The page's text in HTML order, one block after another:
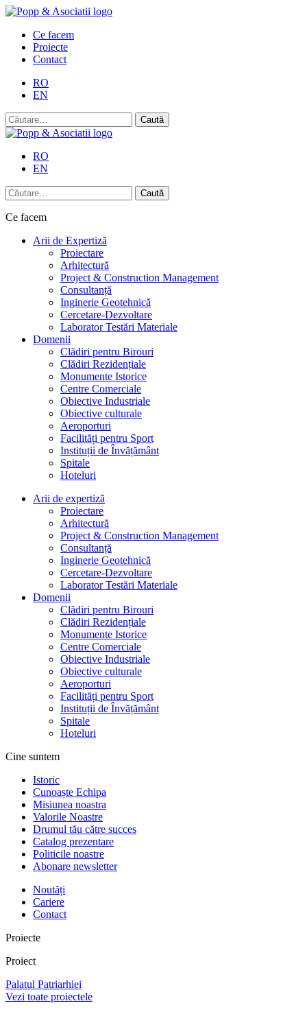
Skip
contentCe facem
Proiecte
Contact
RO
EN
Caută
după:
RO
EN
Caută
după:
Ce facem
Arii de Expertiză
Proiectare
Arhitectură
Project & Construction Management
Consultanță
Inginerie Geotehnică
Cercetare-Dezvoltare
Laborator Testări Materiale
Domenii
Clădiri pentru Birouri
Clădiri Rezidențiale
Monumente Istorice
Centre Comerciale
Obiective Industriale
Obiective culturale
Aeroporturi
Facilități pentru Sport
Instituții de Învățământ
Spitale
Hoteluri
Arii de expertiză
Proiectare
Arhitectură
Project & Construction Management
Consultanță
Inginerie Geotehnică
Cercetare-Dezvoltare
Laborator Testări Materiale
Domenii
Clădiri pentru Birouri
Clădiri Rezidențiale
Monumente Istorice
Centre Comerciale
Obiective Industriale
Obiective culturale
Aeroporturi
Facilități pentru Sport
Instituții de Învățământ
Spitale
Hoteluri
Cine suntem
Istoric
Cunoaște Echipa
Misiunea noastra
Valorile Noastre
Drumul tău către succes
Catalog prezentare
Politicile noastre
Abonare newsletter
Noutăți
Cariere
Contact
Proiecte
Proiect
Palatul Patriarhiei
Vezi toate proiectele